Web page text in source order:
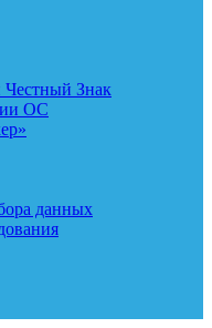
Знак
ОС
данных